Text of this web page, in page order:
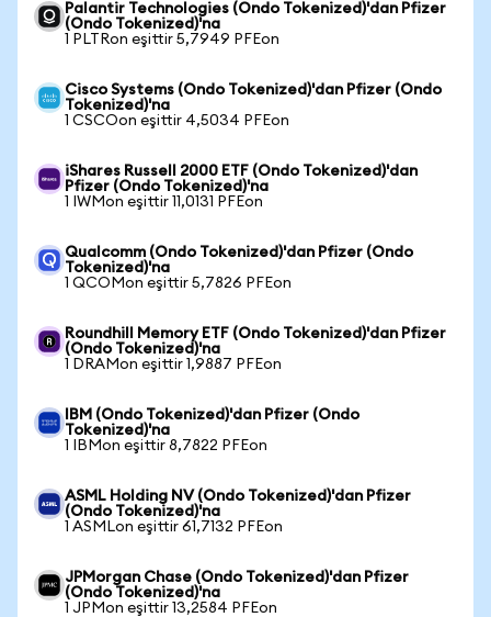
Palantir Technologies (Ondo Tokenized)'dan Pfizer
(Ondo Tokenized)'na
1 PLTRon eşittir 5,7949 PFEon
Cisco Systems (Ondo Tokenized)'dan Pfizer (Ondo
Tokenized)'na
1 CSCOon eşittir 4,5034 PFEon
iShares Russell 2000 ETF (Ondo Tokenized)'dan
Pfizer (Ondo Tokenized)'na
1 IWMon eşittir 11,0131 PFEon
Qualcomm (Ondo Tokenized)'dan Pfizer (Ondo
Tokenized)'na
1 QCOMon eşittir 5,7826 PFEon
Roundhill Memory ETF (Ondo Tokenized)'dan Pfizer
(Ondo Tokenized)'na
1 DRAMon eşittir 1,9887 PFEon
IBM (Ondo Tokenized)'dan Pfizer (Ondo
Tokenized)'na
1 IBMon eşittir 8,7822 PFEon
ASML Holding NV (Ondo Tokenized)'dan Pfizer
(Ondo Tokenized)'na
1 ASMLon eşittir 61,7132 PFEon
JPMorgan Chase (Ondo Tokenized)'dan Pfizer
(Ondo Tokenized)'na
1 JPMon eşittir 13,2584 PFEon